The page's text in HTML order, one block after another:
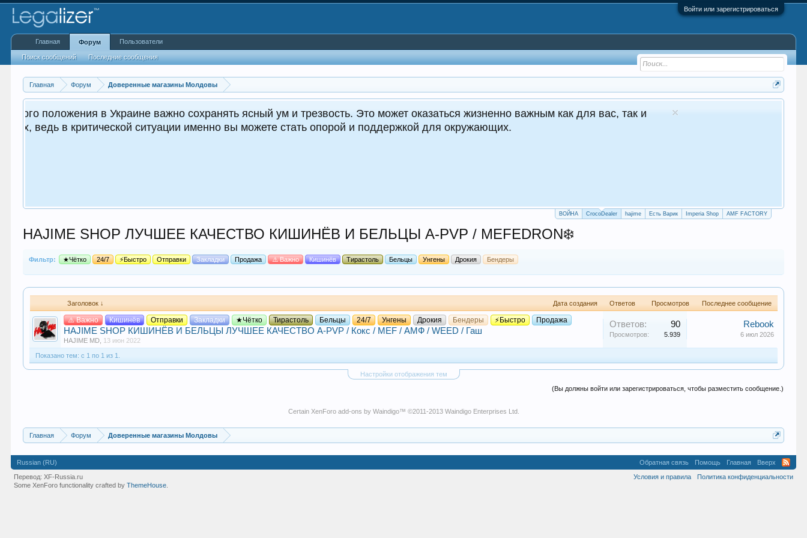
Войти или зарегистрироваться
Главная Форум Доверенные магазины Молдовы
как для вас, так и
CrocoDealer - №1 в Молдове Сайт авто продаж
Круглосуточные продажи 24/7
ВОЙНА CrocoDealer hajime Есть Варик Imperia Shop AMF FACTORY
HAJIME SHOP ЛУЧШЕЕ КАЧЕСТВО КИШИНЁВ И БЕЛЬЦЫ A-PVP / MEFEDRON❄️
Фильтр: ★Чётко 24/7 ⚡Быстро Отправки Закладки Продажа ⚠️ Важно Кишинёв Тирастоль Бельцы Унгены Дрокия Бендеры
Заголовок ↓ Дата создания Ответов Просмотров Последнее сообщение
⚠️ Важно Кишинёв Отправки Закладки ★Чётко Тирастоль Бельцы 24/7 Унгены Дрокия Бендеры ⚡Быстро Продажа
HAJIME SHOP КИШИНЁВ И БЕЛЬЦЫ ЛУЧШЕЕ КАЧЕСТВО A-PVP / Кокс / MEF / АМФ / WEED / Гаш
HAJIME MD 13 июн 2022
Ответов: 90
Просмотров: 5.939
Rebook
6 июл 2026
Показано тем: с 1 по 1 из 1.
Настройки отображения тем
(Вы должны войти или зарегистрироваться, чтобы разместить сообщение.)
Certain XenForo add-ons by Waindigo™ ©2011-2013 Waindigo Enterprises Ltd.
Главная Форум Доверенные магазины Молдовы
Главная Форум
Поиск сообщений Последние сообщения
Пользователи
Russian (RU) Обратная связь Помощь Главная
Вверх
Условия и правила
Политика конфиденциальности
Перевод:XF-Russia.ru
Some XenForo functionality crafted byThemeHouse